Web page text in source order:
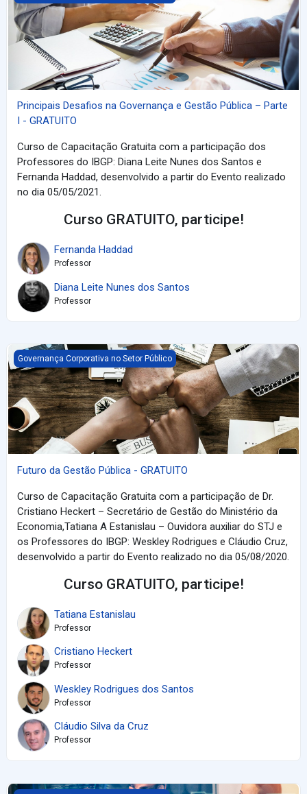
Principais Desafios na Governança e Gestão Pública – Parte
I - GRATUITO
Curso de Capacitação Gratuita com a participação dos
Professores do IBGP: Diana Leite Nunes dos Santos e
Fernanda Haddad, desenvolvido a partir do Evento realizado
no dia 05/05/2021.
Curso GRATUITO, participe!
Fernanda Haddad
Professor
Diana Leite Nunes dos Santos
Professor
Futuro da Gestão Pública - GRATUITO
Governança Corporativa no Setor Público
Futuro da Gestão Pública - GRATUITO
Curso de Capacitação Gratuita com a participação de Dr.
Cristiano Heckert – Secretário de Gestão do Ministério da
Economia,Tatiana A Estanislau – Ouvidora auxiliar do STJ e
os Professores do IBGP: Weskley Rodrigues e Cláudio Cruz,
desenvolvido a partir do Evento realizado no dia 05/08/2020.
Curso GRATUITO, participe!
Tatiana Estanislau
Professor
Cristiano Heckert
Professor
Weskley Rodrigues dos Santos
Professor
Cláudio Silva da Cruz
Professor